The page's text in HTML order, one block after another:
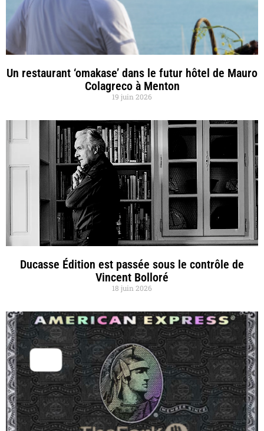
Un restaurant ‘omakase’ dans le futur hôtel de Mauro
Colagreco à Menton
19 juin 2026
Ducasse Édition est passée sous le contrôle de
Vincent Bolloré
18 juin 2026